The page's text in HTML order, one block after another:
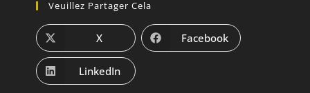
Veuillez Partager Cela
X Facebook
LinkedIn